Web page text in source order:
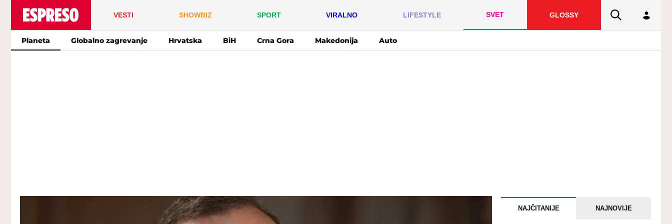
VESTI SHOWBIZ SPORT VIRALNO LIFESTYLE SVET GLOSSY
Planeta Globalno zagrevanje Hrvatska BiH Crna Gora Makedonija Auto
NAJČITANIJE NAJNOVIJE